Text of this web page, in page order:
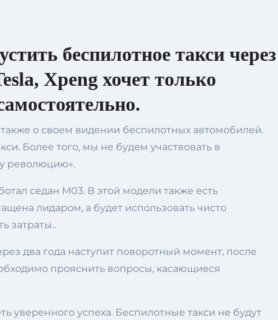
беспилотное такси через
Xpeng хочет только
о своем видении беспилотных автомобилей.
Более того, мы не будем участвовать в
революцию».
седан M03. В этой модели также есть
лидаром, а будет использовать чисто
затраты..
два года наступит поворотный момент, после
прояснить вопросы, касающиеся
уверенного успеха. Беспилотные такси не будут